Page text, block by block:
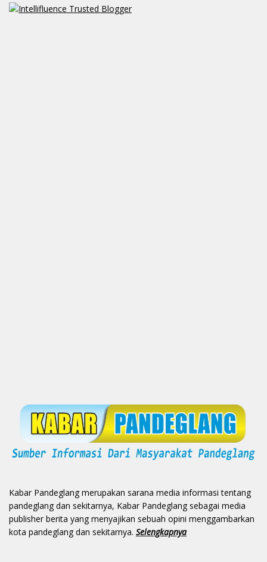
Kabar Pandeglang merupakan sarana media informasi tentang
pandeglang dan sekitarnya, Kabar Pandeglang sebagai media
publisher berita yang menyajikan sebuah opini menggambarkan
kota pandeglang dan sekitarnya. Selengkapnya